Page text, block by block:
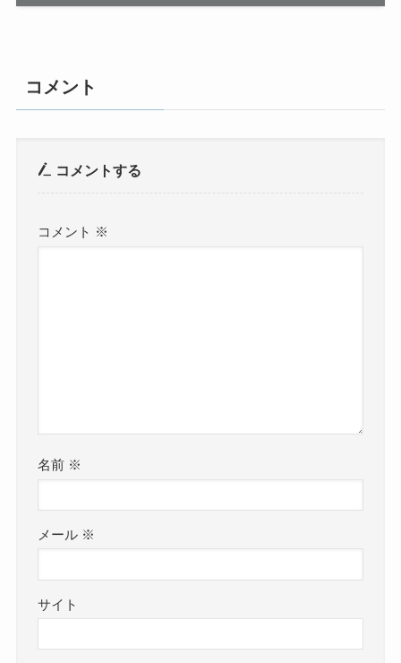
コメント
コメントする
コメント ※
名前 ※
メール ※
サイト